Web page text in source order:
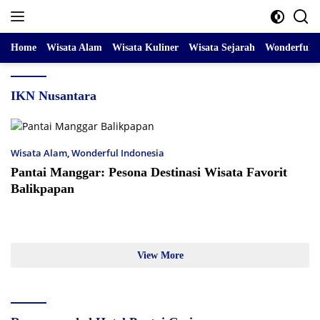
Home Wisata Alam Wisata Kuliner Wisata Sejarah Wonderful
IKN Nusantara
Wisata Alam,Wonderful Indonesia
Pantai Manggar: Pesona Destinasi Wisata Favorit
Balikpapan
View More